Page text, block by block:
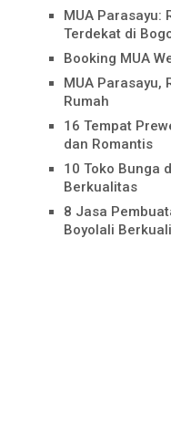
MUA Parasayu:
Terdekat di
Booking MUA
MUA Parasayu,
Rumah
16 Tempat
dan Romantis
10 Toko Bunga
Berkualitas
8 Jasa
Boyolali